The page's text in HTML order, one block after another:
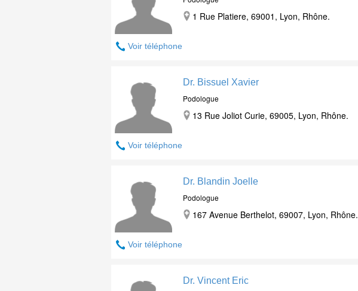
Voir téléphone
1 Rue Platiere, 69001, Lyon, Rhône.
Voir téléphone
Dr. Bissuel Xavier
Podologue
13 Rue Joliot Curie, 69005, Lyon, Rhône.
Voir téléphone
Dr. Blandin Joelle
Podologue
167 Avenue Berthelot, 69007, Lyon, Rhône.
Dr. Vincent Eric